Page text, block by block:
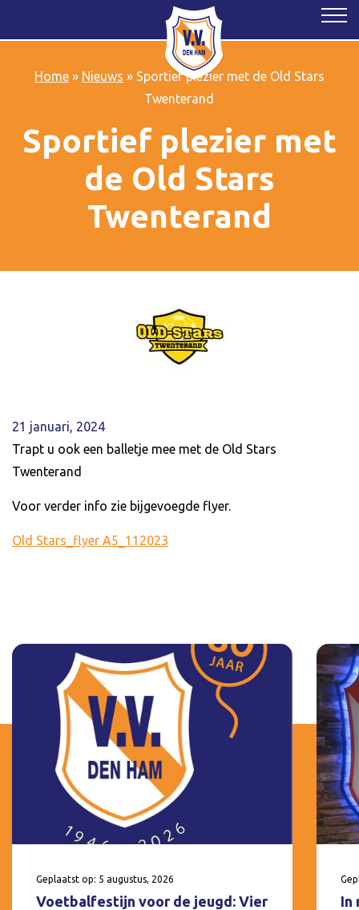
Home» Nieuws » Sportief plezier met de Old Stars
Twenterand
Sportief plezier met
de Old Stars
Twenterand
21 januari, 2024
Trapt u ook een balletje mee met de Old Stars
Twenterand
Voor verder info zie bijgevoegde flyer.
Old Stars_flyer A5_112023
Geplaatst op: 5 augustus, 2026
Voetbalfestijn voor de jeugd: Vier
In